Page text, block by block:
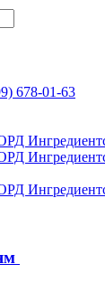
678-01-63